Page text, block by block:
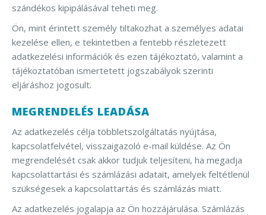
szándékos kipipálásával teheti meg.
Ön, mint érintett személy tiltakozhat a személyes adatai
kezelése ellen, e tekintetben a fentebb részletezett
adatkezelési információk és ezen tájékoztató, valamint a
tájékoztatóban ismertetett jogszabályok szerinti
eljáráshoz jogosult.
MEGRENDELÉS LEADÁSA
Az adatkezelés célja többletszolgáltatás nyújtása,
kapcsolatfelvétel, visszaigazoló e-mail küldése. Az Ön
megrendelését csak akkor tudjuk teljesíteni, ha megadja
kapcsolattartási és számlázási adatait, amelyek feltétlenül
szükségesek a kapcsolattartás és számlázás miatt.
Az adatkezelés jogalapja az Ön hozzájárulása. Számlázás